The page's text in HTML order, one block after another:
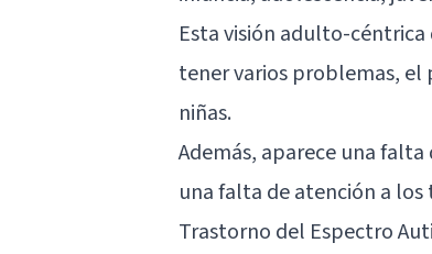
Esta visión adulto-
tener varios problemas, el
niñas.
Además, aparece una
una falta de atención a
Trastorno del Espectro